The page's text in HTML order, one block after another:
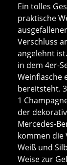
Ein tolles
praktische
Verschluss
angelehnt
in dem 4er-
Weinflasche
bereitsteht.
1
der
Mercedes-
kommen die
Weiß und
Weise zur